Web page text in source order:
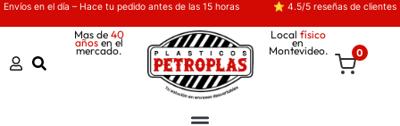
Envíos en el día – Hace tu pedido antes de las 15 horas ⭐ 4.5/5 reseñas de clientes
Mas de 40
añosen el
mercado.
Local físico
en
Montevideo. 0